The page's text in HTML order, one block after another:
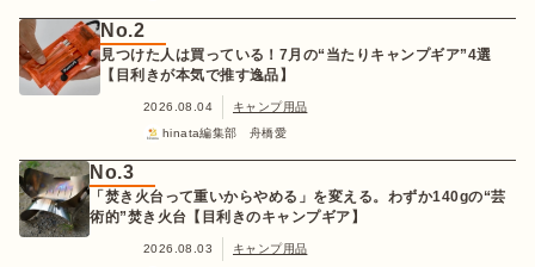
No.2
見つけた人は買っている！7月の“当たりキャンプギア”4選
【目利きが本気で推す逸品】
2026.08.04
キャンプ用品
hinata編集部 舟橋愛
No.3
「焚き火台って重いからやめる」を変える。わずか140gの“芸
術的”焚き火台【目利きのキャンプギア】
2026.08.03
キャンプ用品